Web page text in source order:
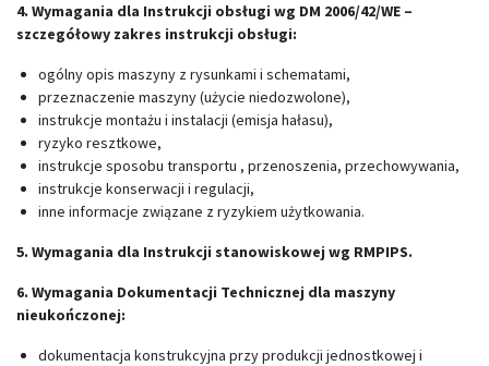
4. Wymagania dla Instrukcji obsługi wg DM 2006/42/WE –
szczegółowy zakres instrukcji obsługi:
ogólny opis maszyny z rysunkami i schematami,
przeznaczenie maszyny (użycie niedozwolone),
instrukcje montażu i instalacji (emisja hałasu),
ryzyko resztkowe,
instrukcje sposobu transportu , przenoszenia, przechowywania,
instrukcje konserwacji i regulacji,
inne informacje związane z ryzykiem użytkowania.
5. Wymagania dla Instrukcji stanowiskowej wg RMPIPS.
6. Wymagania Dokumentacji Technicznej dla maszyny
nieukończonej:
dokumentacja konstrukcyjna przy produkcji jednostkowej i